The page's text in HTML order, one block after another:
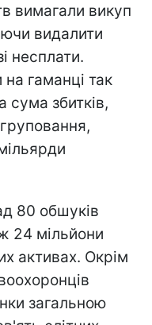
вимагали викуп
видалити
несплати.
гаманці так
сума збитків,
80 обшуків
24 мільйони
активах. Окрім
загальною